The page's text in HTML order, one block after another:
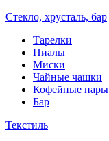
Стекло, хрусталь, бар
Тарелки
Пиалы
Миски
Чайные чашки
Кофейные пары
Бар
Текстиль